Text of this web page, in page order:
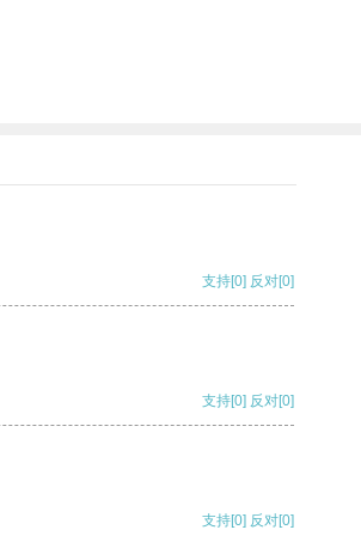
支持[0] 反对[0]
支持[0] 反对[0]
支持[0] 反对[0]